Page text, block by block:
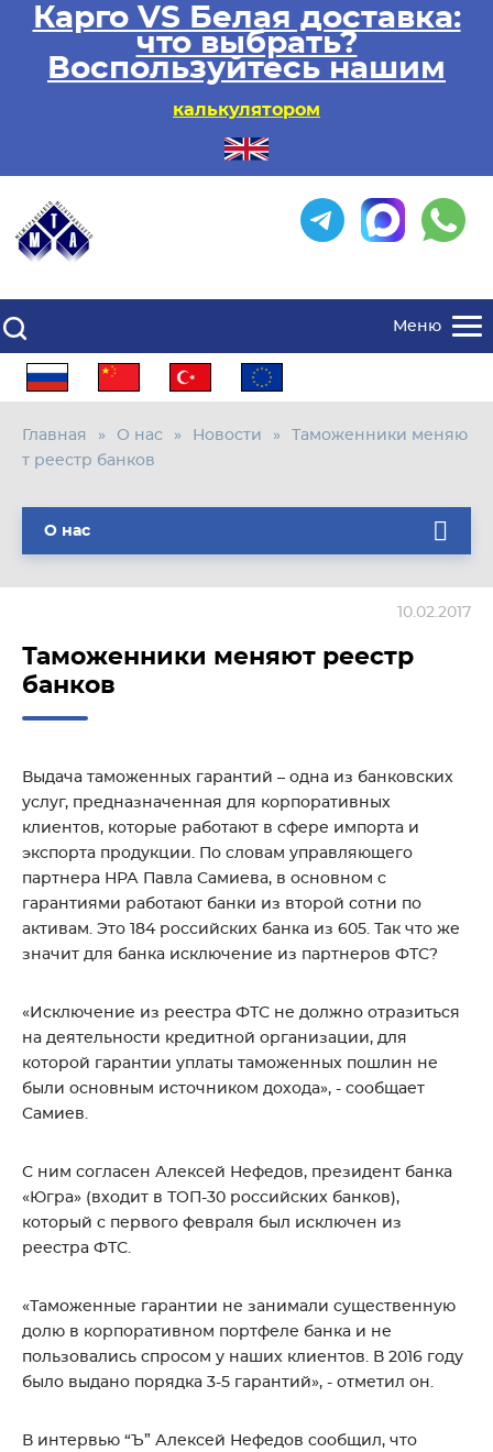
Карго VS Белая доставка:
что выбрать?
Воспользуйтесь нашим
калькулятором
Меню
Главная О нас Новости
Таможенники меняю
т реестр банков
О нас
Таможенники меняют реестр
банков
10.02.2017
Выдача таможенных гарантий – одна из банковских
услуг, предназначенная для корпоративных
клиентов, которые работают в сфере импорта и
экспорта продукции. По словам управляющего
партнера НРА Павла Самиева, в основном с
гарантиями работают банки из второй сотни по
активам. Это 184 российских банка из 605. Так что же
значит для банка исключение из партнеров ФТС?
«Исключение из реестра ФТС не должно отразиться
на деятельности кредитной организации, для
которой гарантии уплаты таможенных пошлин не
были основным источником дохода», - сообщает
Самиев.
С ним согласен Алексей Нефедов, президент банка
«Югра» (входит в ТОП-30 российских банков),
который с первого февраля был исключен из
реестра ФТС.
«Таможенные гарантии не занимали существенную
долю в корпоративном портфеле банка и не
пользовались спросом у наших клиентов. В 2016 году
было выдано порядка 3-5 гарантий», - отметил он.
В интервью “Ъ” Алексей Нефедов сообщил, что